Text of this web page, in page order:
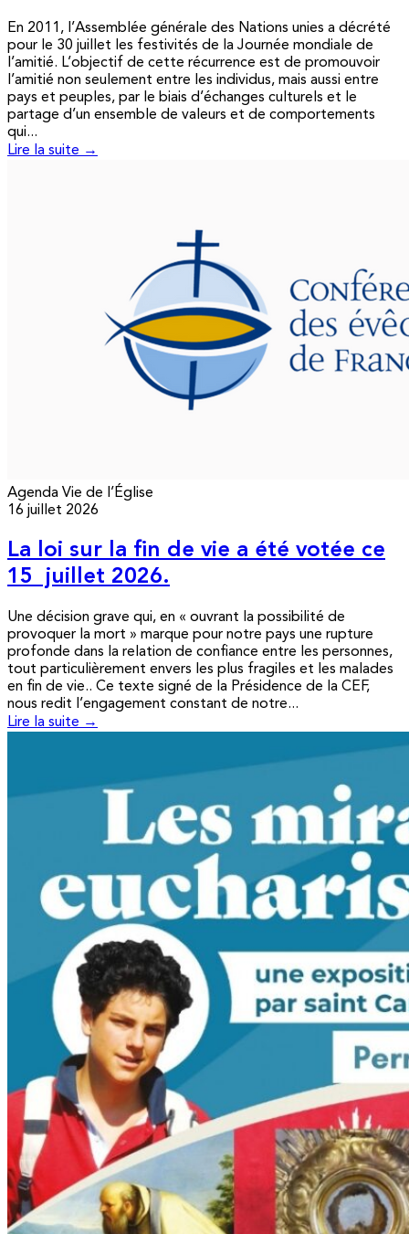
En 2011, l’Assemblée générale des Nations unies a décrété
pour le 30 juillet les festivités de la Journée mondiale de
l’amitié. L’objectif de cette récurrence est de promouvoir
l’amitié non seulement entre les individus, mais aussi entre
pays et peuples, par le biais d’échanges culturels et le
partage d’un ensemble de valeurs et de comportements
qui...
Lire la suite →
Agenda Vie de l’Église
16 juillet 2026
La loi sur la fin de vie a été votée ce
15 juillet 2026.
Une décision grave qui, en « ouvrant la possibilité de
provoquer la mort » marque pour notre pays une rupture
profonde dans la relation de confiance entre les personnes,
tout particulièrement envers les plus fragiles et les malades
en fin de vie.. Ce texte signé de la Présidence de la CEF,
nous redit l’engagement constant de notre...
Lire la suite →